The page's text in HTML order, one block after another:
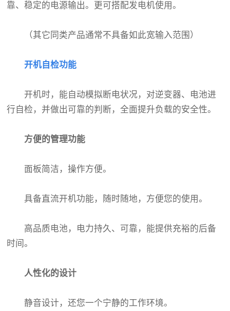
靠、稳定的电源输出。更可搭配发电机使用。
（其它同类产品通常不具备如此宽输入范围）
开机自检功能
开机时，能自动模拟断电状况，对逆变器、电池进
行自检，并做出可靠的判断，全面提升负载的安全性。
方便的管理功能
面板简洁，操作方便。
具备直流开机功能，随时随地，方便您的使用。
高品质电池，电力持久、可靠，能提供充裕的后备
时间。
人性化的设计
静音设计，还您一个宁静的工作环境。